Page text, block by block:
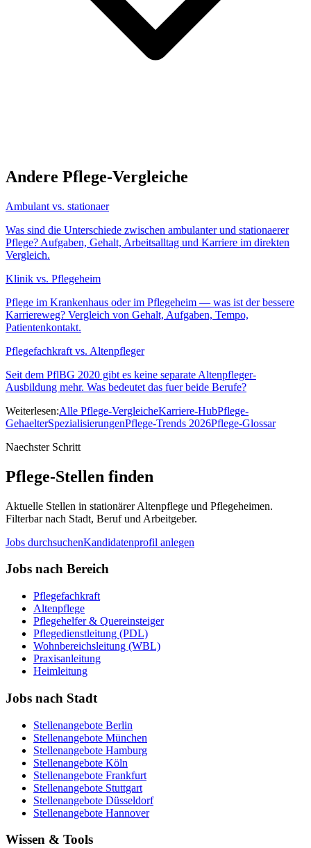
Andere Pflege-Vergleiche
Ambulant vs. stationaer
Was sind die Unterschiede zwischen ambulanter und stationaerer
Pflege? Aufgaben, Gehalt, Arbeitsalltag und Karriere im direkten
Vergleich.
Klinik vs. Pflegeheim
Pflege im Krankenhaus oder im Pflegeheim — was ist der bessere
Karriereweg? Vergleich von Gehalt, Aufgaben, Tempo,
Patientenkontakt.
Pflegefachkraft vs. Altenpfleger
Seit dem PflBG 2020 gibt es keine separate Altenpfleger-
Ausbildung mehr. Was bedeutet das fuer beide Berufe?
Weiterlesen:Alle Pflege-VergleicheKarriere-HubPflege-
GehaelterSpezialisierungenPflege-Trends 2026Pflege-Glossar
Naechster Schritt
Pflege-Stellen finden
Aktuelle Stellen in stationärer Altenpflege und Pflegeheimen.
Filterbar nach Stadt, Beruf und Arbeitgeber.
Jobs durchsuchenKandidatenprofil anlegen
Jobs nach Bereich
Pflegefachkraft
Altenpflege
Pflegehelfer & Quereinsteiger
Pflegedienstleitung (PDL)
Wohnbereichsleitung (WBL)
Praxisanleitung
Heimleitung
Jobs nach Stadt
Stellenangebote Berlin
Stellenangebote München
Stellenangebote Hamburg
Stellenangebote Köln
Stellenangebote Frankfurt
Stellenangebote Stuttgart
Stellenangebote Düsseldorf
Stellenangebote Hannover
Wissen & Tools